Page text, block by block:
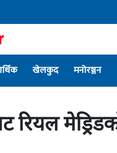
खेलकुद मनोरञ्जन
रियल